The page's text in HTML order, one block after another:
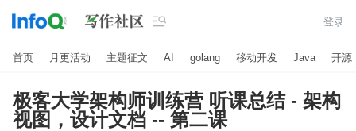
 登录
首页 月更活动 主题征文 AI golang 移动开发 Java 开源
极客大学架构师训练营 听课总结 - 架构
视图，设计文档 -- 第二课